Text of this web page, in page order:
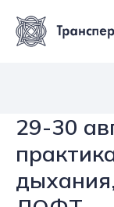
29-30